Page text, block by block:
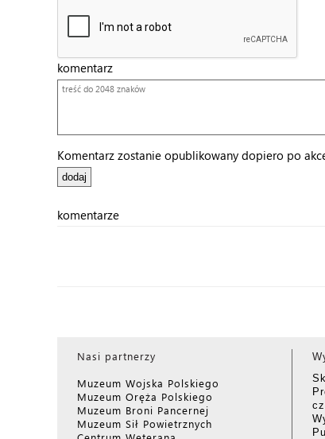
komentarz
Komentarz zostanie opublikowany dopiero po
komentarze
Nasi partnerzy
Muzeum Wojska Polskiego
Muzeum Oręża Polskiego
Muzeum Broni Pancernej
Muzeum Sił Powietrznych